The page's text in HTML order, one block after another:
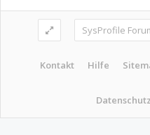
SysProfile
Kontakt Hilfe